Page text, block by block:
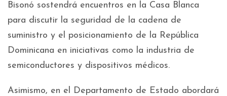
Bisonó sostendrá encuentros en la Casa Blanca
para discutir la seguridad de la cadena de
suministro y el posicionamiento de la República
Dominicana en iniciativas como la industria de
semiconductores y dispositivos médicos.
Asimismo, en el Departamento de Estado abordará